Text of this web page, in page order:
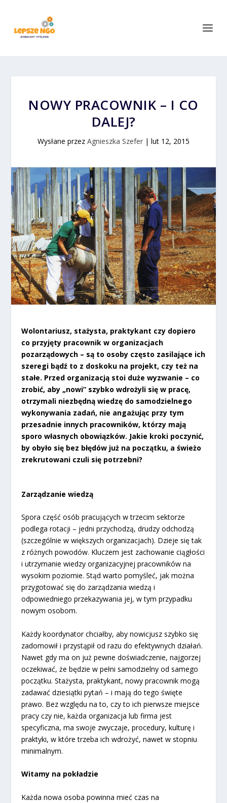
NOWY PRACOWNIK – I CO
DALEJ?
Wysłane przez Agnieszka Szefer | lut 12, 2015
Wolontariusz, stażysta, praktykant czy dopiero
co przyjęty pracownik w organizacjach
pozarządowych – są to osoby często zasilające ich
szeregi bądź to z doskoku na projekt, czy też na
stałe. Przed organizacją stoi duże wyzwanie – co
zrobić, aby „nowi” szybko wdrożyli się w pracę,
otrzymali niezbędną wiedzę do samodzielnego
wykonywania zadań, nie angażując przy tym
przesadnie innych pracowników, którzy mają
sporo własnych obowiązków. Jakie kroki poczynić,
by obyło się bez błędów już na początku, a świeżo
zrekrutowani czuli się potrzebni?
Zarządzanie wiedzą
Spora część osób pracujących w trzecim sektorze
podlega rotacji – jedni przychodzą, drudzy odchodzą
(szczególnie w większych organizacjach). Dzieje się tak
z różnych powodów. Kluczem jest zachowanie ciągłości
i utrzymanie wiedzy organizacyjnej pracowników na
wysokim poziomie. Stąd warto pomyśleć, jak można
przygotować się do zarządzania wiedzą i
odpowiedniego przekazywania jej, w tym przypadku
nowym osobom.
Każdy koordynator chciałby, aby nowicjusz szybko się
zadomowił i przystąpił od razu do efektywnych działań.
Nawet gdy ma on już pewne doświadczenie, najgorzej
oczekiwać, że będzie w pełni samodzielny od samego
początku. Stażysta, praktykant, nowy pracownik mogą
zadawać dziesiątki pytań – i mają do tego święte
prawo. Bez względu na to, czy to ich pierwsze miejsce
pracy czy nie, każda organizacja lub firma jest
specyficzna, ma swoje zwyczaje, procedury, kulturę i
praktyki, w które trzeba ich wdrożyć, nawet w stopniu
minimalnym.
Witamy na pokładzie
Każda nowa osoba powinna mieć czas na